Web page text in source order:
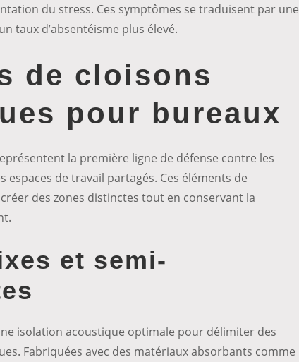
du stress. Ces symptômes se traduisent par une
taux d’absentéisme plus élevé.
de cloisons
pour bureaux
la première ligne de défense contre les
espaces de travail partagés. Ces éléments de
des zones distinctes tout en conservant la
et semi-
isolation acoustique optimale pour délimiter des
Fabriquées avec des matériaux absorbants comme